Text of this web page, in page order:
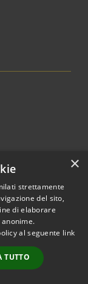
2026 • Comune di
• Powered
Accesso
redazione
×
strettamente
del sito,
di elaborare
al seguente link
TUTTO